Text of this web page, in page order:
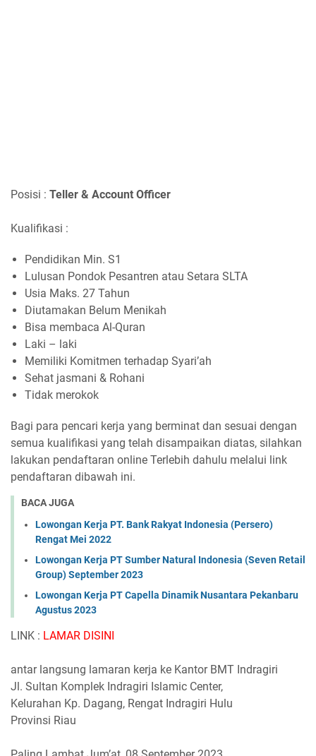
Posisi : Teller & Account Officer
Kualifikasi :
Pendidikan Min. S1
Lulusan Pondok Pesantren atau Setara SLTA
Usia Maks. 27 Tahun
Diutamakan Belum Menikah
Bisa membaca Al-Quran
Laki – laki
Memiliki Komitmen terhadap Syari’ah
Sehat jasmani & Rohani
Tidak merokok
Bagi para pencari kerja yang berminat dan sesuai dengan
semua kualifikasi yang telah disampaikan diatas, silahkan
lakukan pendaftaran online Terlebih dahulu melalui link
pendaftaran dibawah ini.
BACA JUGA
Lowongan Kerja PT. Bank Rakyat Indonesia (Persero)
Rengat Mei 2022
Lowongan Kerja PT Sumber Natural Indonesia (Seven Retail
Group) September 2023
Lowongan Kerja PT Capella Dinamik Nusantara Pekanbaru
Agustus 2023
LINK : LAMAR DISINI
antar langsung lamaran kerja ke Kantor BMT Indragiri
Jl. Sultan Komplek Indragiri Islamic Center,
Kelurahan Kp. Dagang, Rengat Indragiri Hulu
Provinsi Riau